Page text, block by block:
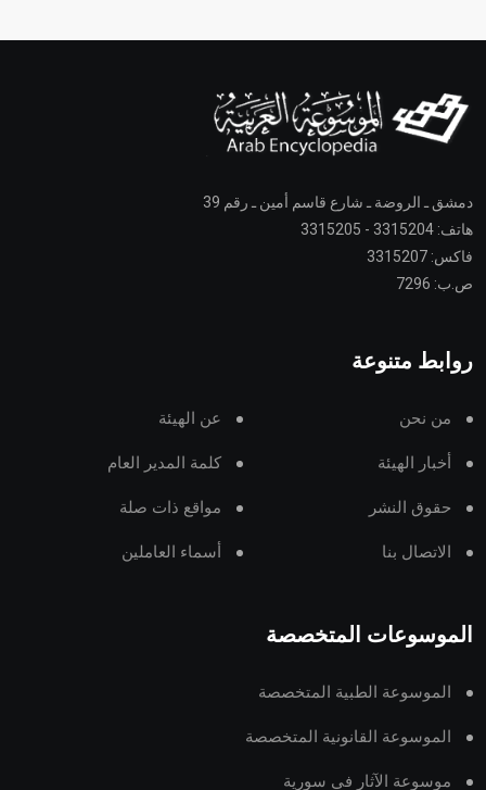
دمشق ـ الروضة ـ شارع قاسم أمين ـ رقم 39
هاتف: 3315204 - 3315205
فاكس: 3315207
ص.ب: 7296
روابط متنوعة
من نحن عن الهيئة
أخبار الهيئة كلمة المدير العام
حقوق النشر مواقع ذات صلة
الاتصال بنا أسماء العاملين
الموسوعات المتخصصة
الموسوعة الطبية المتخصصة
الموسوعة القانونية المتخصصة
موسوعة الآثار في سورية